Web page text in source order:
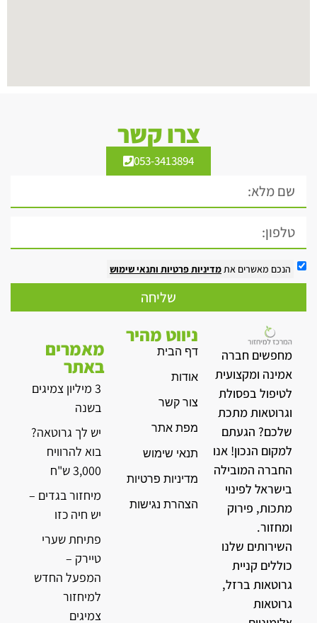
צרו קשר
053-3413894
הנכם מאשרים אתמדיניות פרטיות ותנאי שימוש
שליחה
מחפשים חברה
אמינה ומקצועית
לטיפול בפסולת
וגרוטאות מתכת
שלכם? הגעתם
למקום הנכון! אנו
החברה המובילה
בישראל לפינוי
מתכות, פירוק
ומחזור.
השירותים שלנו
כוללים קניית
גרוטאות ברזל,
גרוטאות
ניווט מהיר
דף הבית
אודות
צור קשר
מפת אתר
תנאי שימוש
מדיניות פרטיות
הצהרת נגישות
מאמרים
באתר
3 מיליון צמיגים
בשנה
יש לך גרוטאה?
בוא להרוויח
3,000 ש"ח
מיחזור בגדים –
יש חיה כזו
פתיחת שערי
טיירק –
המפעל החדש
למיחזור
צמיגים